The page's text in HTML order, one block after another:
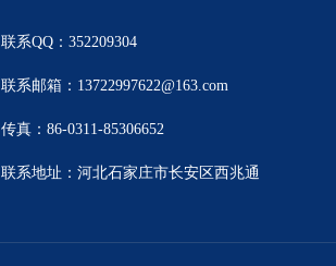
联系QQ：352209304
联系邮箱：13722997622@163.com
传真：86-0311-85306652
联系地址：河北石家庄市长安区西兆通